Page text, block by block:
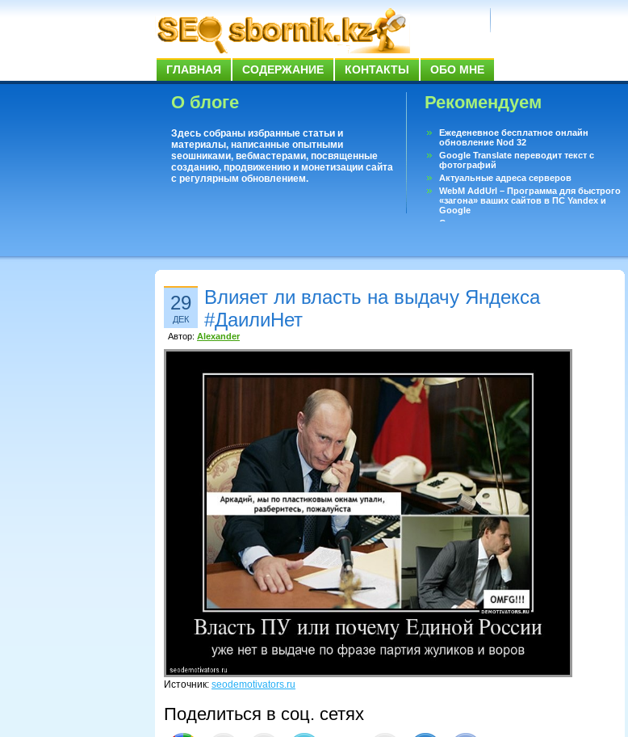
ГЛАВНАЯ СОДЕРЖАНИЕ КОНТАКТЫ ОБО МНЕ
О блоге
Здесь собраны избранные статьи и
материалы, написанные опытными
seoшниками, вебмастерами, посвященные
созданию, продвижению и монетизации сайта
с регулярным обновлением.
Рекомендуем
Ежеденевное бесплатное онлайн
обновление Nod 32
Google Translate переводит текст с
фотографий
Актуальные адреса серверов
WebM AddUrl – Программа для быстрого
«загона» ваших сайтов в ПС Yandex и
Google
Существует вопросы, на которые не может
29
ДЕК
Влияет ли власть на выдачу Яндекса
#ДаилиНет
Автор: Alexander
Источник: seodemotivators.ru
Поделиться в соц. сетях